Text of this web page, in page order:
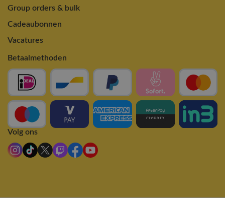
Group orders & bulk
Cadeaubonnen
Vacatures
Betaalmethoden
Volg ons